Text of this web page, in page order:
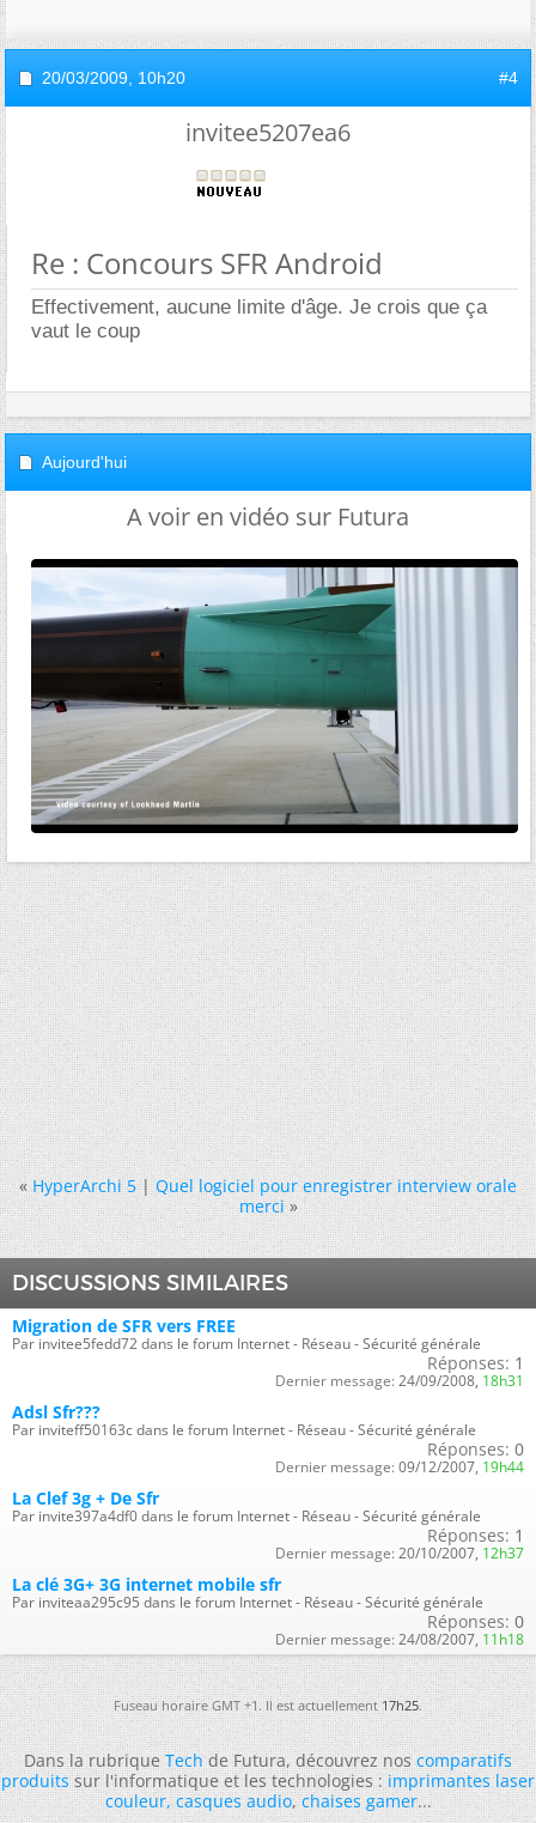
20/03/2009, 10h20 #4
invitee5207ea6
Re : Concours SFR Android
Effectivement, aucune limite d'âge. Je crois que ça
vaut le coup
Aujourd'hui
A voir en vidéo sur Futura
« HyperArchi 5|Quel logiciel pour enregistrer interview orale
merci »
DISCUSSIONS SIMILAIRES
Migration de SFR vers FREE
Par invitee5fedd72 dans le forum Internet - Réseau - Sécurité générale
Réponses: 1
Dernier message: 24/09/2008, 18h31
Adsl Sfr???
Par inviteff50163c dans le forum Internet - Réseau - Sécurité générale
Réponses: 0
Dernier message: 09/12/2007, 19h44
La Clef 3g + De Sfr
Par invite397a4df0 dans le forum Internet - Réseau - Sécurité générale
Réponses: 1
Dernier message: 20/10/2007, 12h37
La clé 3G+ 3G internet mobile sfr
Par inviteaa295c95 dans le forum Internet - Réseau - Sécurité générale
Réponses: 0
Dernier message: 24/08/2007, 11h18
Fuseau horaire GMT +1. Il est actuellement17h25.
Dans la rubriqueTechde Futura, découvrez noscomparatifs
produitssur l'informatique et les technologies :imprimantes laser
couleur,casques audio,chaises gamer...